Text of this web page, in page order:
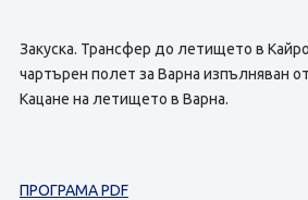
Закуска. Трансфер до летището в
чартърен полет за Варна изпълняван
Кацане на летището в Варна.
ПРОГРАМА PDF